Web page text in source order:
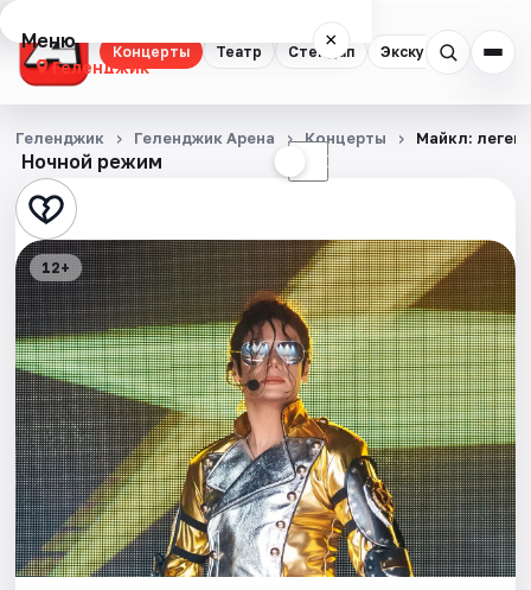
Концерты Театр Стендап Экскурсии
Меню ×
Геленджик
Концерты
Театр
Стендап
Экскурсии
События
Города
Площадки
Артисты
Ночной режим ☾
Геленджик Геленджик Арена Концерты Майкл:
12+